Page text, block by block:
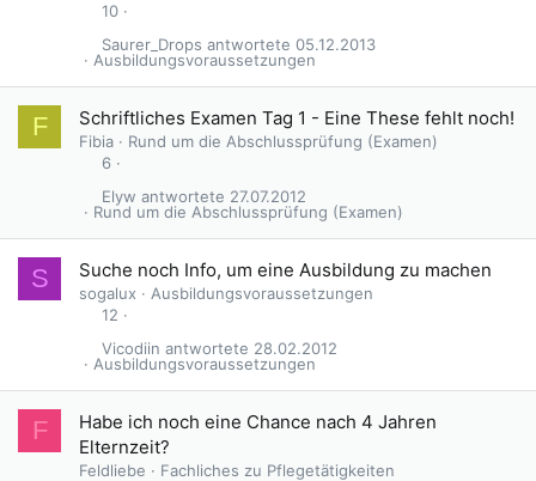
10
Ausbildungsvoraussetzungen
05.12.2013
Saurer_Drops
F Schriftliches Examen Tag 1 - Eine These fehlt noch!
Fibia
Rund um die Abschlussprüfung (Examen)
6
Rund um die Abschlussprüfung (Examen)
27.07.2012
Elyw
S Suche noch Info, um eine Ausbildung zu machen
sogalux
Ausbildungsvoraussetzungen
12
Ausbildungsvoraussetzungen
28.02.2012
Vicodiin
F
Habe ich noch eine Chance nach 4 Jahren
Elternzeit?
Feldliebe
Fachliches zu Pflegetätigkeiten